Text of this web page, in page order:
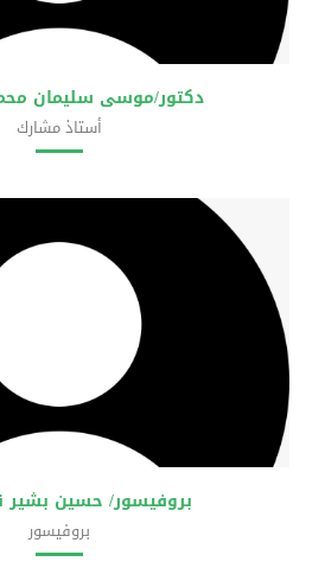
دكتور/موسى سليمان
أستاذ مشارك
بروفيسور/ حسين بشير
بروفيسور